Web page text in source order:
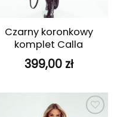
Czarny koronkowy
komplet Calla
399,00 zł